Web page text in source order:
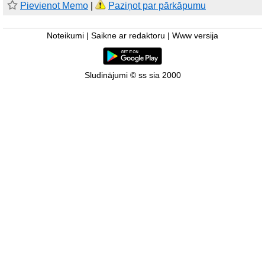
Pievienot Memo Paziņot par pārkāpumu
Noteikumi Saikne ar redaktoru Www versija
Sludinājumi © ss sia 2000